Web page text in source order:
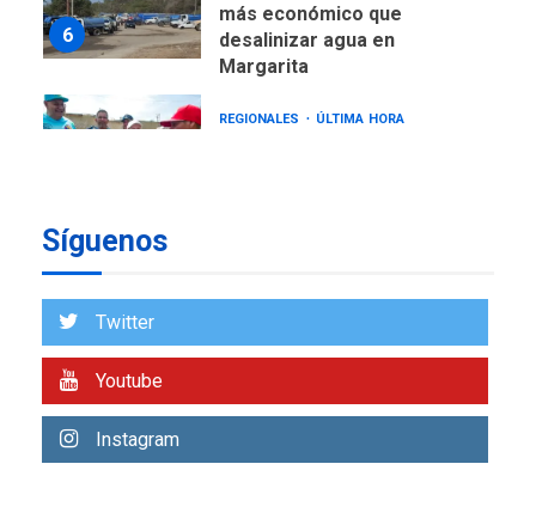
6
más económico que
desalinizar agua en
Margarita
REGIONALES ÚLTIMA HORA
1
estados afectados por los
Síguenos
Twitter
Youtube
Instagram